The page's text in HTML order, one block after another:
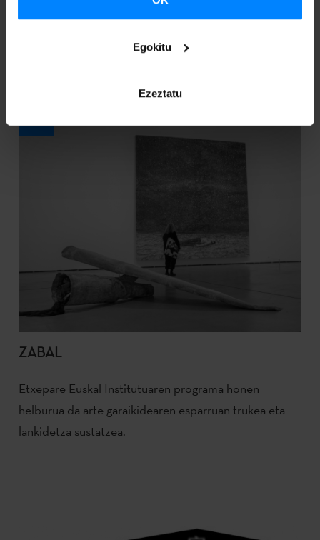
Egokitu
Ezeztatu
Euskal arteaz gehiago jakin nahi?
ZABAL
Etxepare Euskal Institutuaren programa honen
helburua da arte garaikidearen esparruan trukea eta
lankidetza sustatzea.